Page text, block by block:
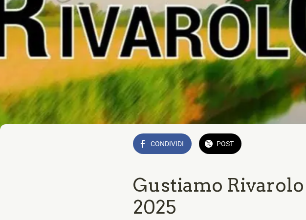
CONDIVIDI POST
Gustiamo
2025